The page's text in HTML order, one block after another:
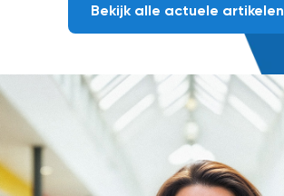
Bekijk alle actuele artikelen